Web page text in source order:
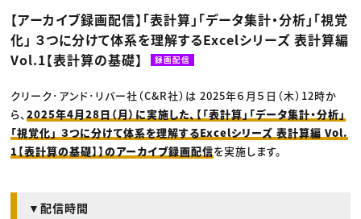
クリエイターインタビュー
C＆R Magazine
ニュース・トレンド トップ
Web
映像
ゲーム・エンタメ
広告
CREATIVE VILLAGEからのお知らせ
プロフェッショナル×つながる×メディア
【アーカイブ録画配信】「表計算」「データ集計・分析」「視覚
化」 ３つに分けて体系を理解するExcelシリーズ 表計算編
Vol.1【表計算の基礎】
録画配信
クリーク･アンド･リバー社（C&R社）は 2025年６月５日（木）12時か
ら、2025年4月28日（月）に実施した、【「表計算」「データ集計・分析」
「視覚化」 ３つに分けて体系を理解するExcelシリーズ 表計算編 Vol.
1【表計算の基礎】】のアーカイブ録画配信を実施します。
▼配信時間